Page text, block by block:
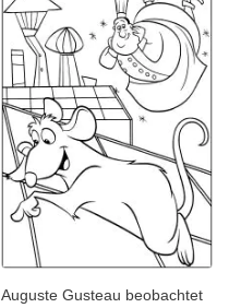
Auguste Gusteau beobachtet